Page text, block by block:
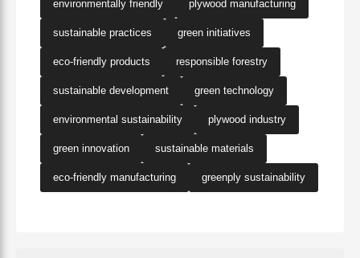
environmentally friendly plywood manufacturing
sustainable practices green initiatives
eco-friendly products responsible forestry
sustainable development green technology
environmental sustainability plywood industry
green innovation sustainable materials
eco-friendly manufacturing greenply sustainability